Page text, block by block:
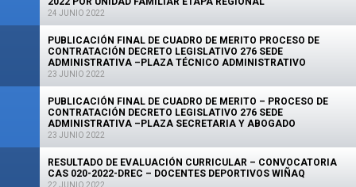
24 JUNIO 2022
PUBLICACIÓN FINAL DE CUADRO DE MERITO PROCESO DE
CONTRATACIÓN DECRETO LEGISLATIVO 276 SEDE
ADMINISTRATIVA –PLAZA TÉCNICO ADMINISTRATIVO
23 JUNIO 2022
PUBLICACIÓN FINAL DE CUADRO DE MERITO – PROCESO DE
CONTRATACIÓN DECRETO LEGISLATIVO 276 SEDE
ADMINISTRATIVA –PLAZA SECRETARIA Y ABOGADO
23 JUNIO 2022
RESULTADO DE EVALUACIÓN CURRICULAR – CONVOCATORIA
CAS 020-2022-DREC – DOCENTES DEPORTIVOS WIÑAQ
22 JUNIO 2022